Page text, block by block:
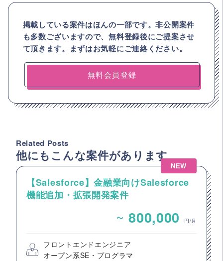
掲載している案件はほんの一部です。非公開案件
も多数ございますので、無料登録後にご提案させ
て頂きます。まずはお気軽にご連絡ください。
無料会員登録
Related Posts
他にもこんな案件があります
NEW
【Salesforce】金融業向けSalesforce
機能追加・拡張開発案件
~ 800,000 円/月
フロントエンドエンジニア
オープン系SE・プログラマ